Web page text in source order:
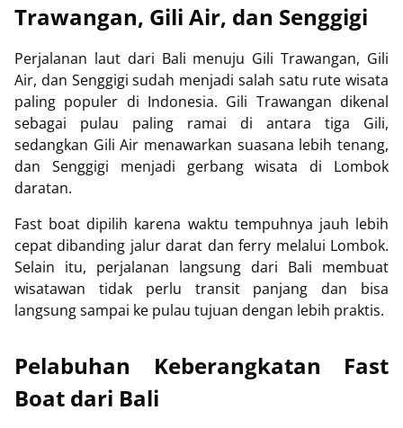
Trawangan, Gili Air, dan Senggigi
Perjalanan laut dari Bali menuju Gili Trawangan, Gili
Air, dan Senggigi sudah menjadi salah satu rute wisata
paling populer di Indonesia. Gili Trawangan dikenal
sebagai pulau paling ramai di antara tiga Gili,
sedangkan Gili Air menawarkan suasana lebih tenang,
dan Senggigi menjadi gerbang wisata di Lombok
daratan.
Fast boat dipilih karena waktu tempuhnya jauh lebih
cepat dibanding jalur darat dan ferry melalui Lombok.
Selain itu, perjalanan langsung dari Bali membuat
wisatawan tidak perlu transit panjang dan bisa
langsung sampai ke pulau tujuan dengan lebih praktis.
Pelabuhan Keberangkatan Fast
Boat dari Bali